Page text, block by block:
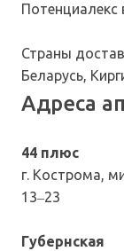
Потенциалекс
Страны
Беларусь,
Адреса
44 плюс
г. Кострома,
13‒23
Губернская